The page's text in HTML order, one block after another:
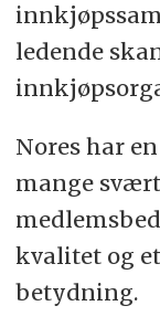
ledende
Nores har
mange
kvalitet og
betydning.